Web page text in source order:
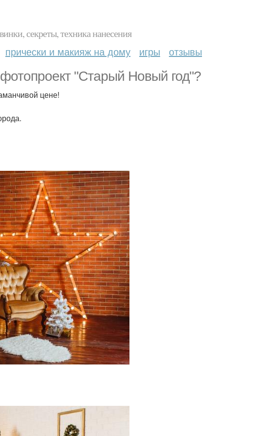
секреты, техника нанесения
прически и макияж на дому игры отзывы
"Старый Новый год"?
цене!